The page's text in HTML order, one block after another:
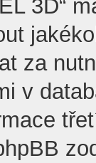
3D“
za
v